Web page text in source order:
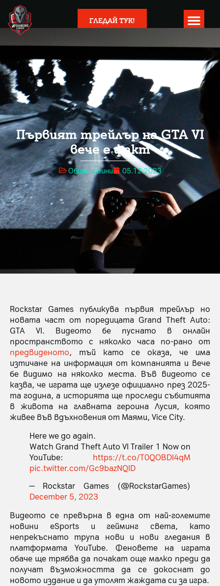
ГЛЕДАЙ ТУК!
Първият трейлър на GTA VI
вече е факт
Общи новини 05.12.2023
Rockstar Games публикува първия трейлър но
новата част от поредицата Grand Theft Auto:
GTA VI. Видеото бе пуснато в онлайн
пространството с няколко часа по-рано от
предвиденото, тъй като се оказа, че има
изтичане на информация от компанията и вече
бе видимо на няколко места. Във видеото се
казва, че играта ще излезе официално през 2025-
та година, а историята ще проследи събитията
в живота на главната героина Лусия, която
живее във вдъхновения от Маями, Vice City.
Here we go again.
Watch Grand Theft Auto VI Trailer 1 Now on
YouTube: https://t.co/T0QOBDI4qM
pic.twitter.com/Gc9bazNQID
— Rockstar Games (@RockstarGames)
December 5, 2023
Видеото се превърна в една от най-големите
новини eSports и гейминг света, като
непрекъснато трупа нови и нови гледания в
платформата YouTube. Феновете на играта
обаче ще трябва да почакат още малко преди да
получат възможността да се докоснат до
новото издание и да утолят жаждата си за игра.